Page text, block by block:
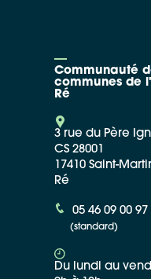
Communauté
communes de
Ré
3 rue du Père
CS 28001
17410 Saint-
Ré
05 46 09 00 97
(standard)
Du lundi au